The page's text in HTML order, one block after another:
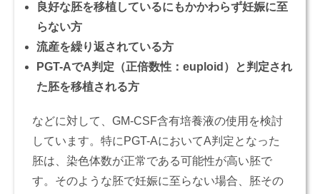
良好な胚を移植しているにもかかわらず妊娠に至
らない方
流産を繰り返されている方
PGT-AでA判定（正倍数性：euploid）と判定され
た胚を移植される方
などに対して、GM-CSF含有培養液の使用を検討
しています。特にPGT-AにおいてA判定となった
胚は、染色体数が正常である可能性が高い胚で
す。そのような胚で妊娠に至らない場合、胚その